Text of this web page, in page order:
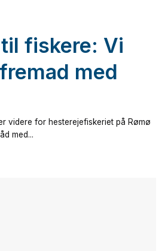
fiskere: Vi
med
videre for hesterejefiskeriet på Rømø
med...